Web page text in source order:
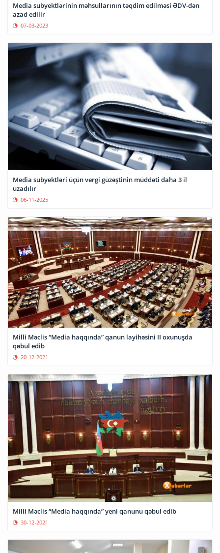
Media subyektlərinin məhsullarının təqdim edilməsi ƏDV-dən
azad edilir
07-03-2023
Media subyektləri üçün vergi güzəştinin müddəti daha 3 il
uzadılır
06-11-2025
Milli Məclis “Media haqqında” qanun layihəsini II oxunuşda
qəbul edib
20-12-2021
Milli Məclis “Media haqqında” yeni qanunu qəbul edib
30-12-2021